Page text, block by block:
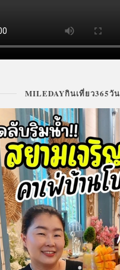
MILEDAYกินเที่ยว365วัน